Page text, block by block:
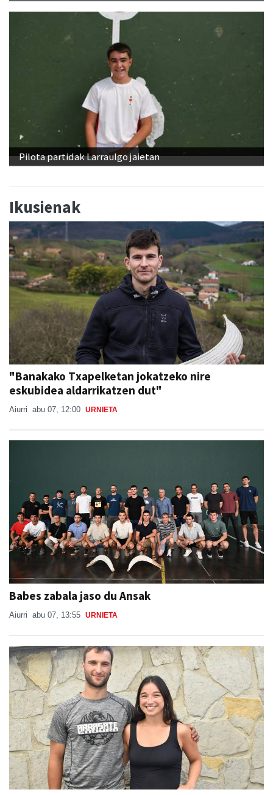
Pilota partidak Larraulgo jaietan
Ikusienak
"Banakako Txapelketan jokatzeko nire
eskubidea aldarrikatzen dut"
Aiurri abu 07, 12:00 URNIETA
Babes zabala jaso du Ansak
Aiurri abu 07, 13:55 URNIETA